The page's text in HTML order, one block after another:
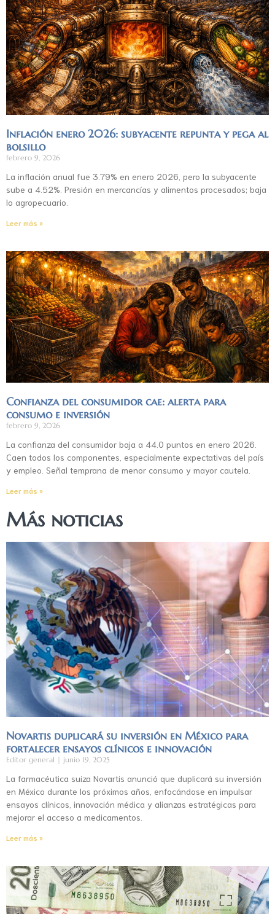
Inflación enero 2026: subyacente repunta y pega al
bolsillo
febrero 9, 2026
La inflación anual fue 3.79% en enero 2026, pero la subyacente
sube a 4.52%. Presión en mercancías y alimentos procesados; baja
lo agropecuario.
Leer más »
Confianza del consumidor cae: alerta para
consumo e inversión
febrero 9, 2026
La confianza del consumidor baja a 44.0 puntos en enero 2026.
Caen todos los componentes, especialmente expectativas del país
y empleo. Señal temprana de menor consumo y mayor cautela.
Leer más »
Más noticias
Novartis duplicará su inversión en México para
fortalecer ensayos clínicos e innovación
Editor general junio 19, 2025
La farmacéutica suiza Novartis anunció que duplicará su inversión
en México durante los próximos años, enfocándose en impulsar
ensayos clínicos, innovación médica y alianzas estratégicas para
mejorar el acceso a medicamentos.
Leer más »